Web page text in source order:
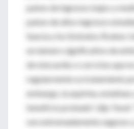
países de ingresos bajos y
países de altos ingresos
Suecia y los Emiratos Árabes
un número significativo de
de miocardio o con ictus que
regularmente su tratamiento
embargo, la aspirina, estatinas
beneficio probado", dijo Yusuf.
son extremadamente seguras